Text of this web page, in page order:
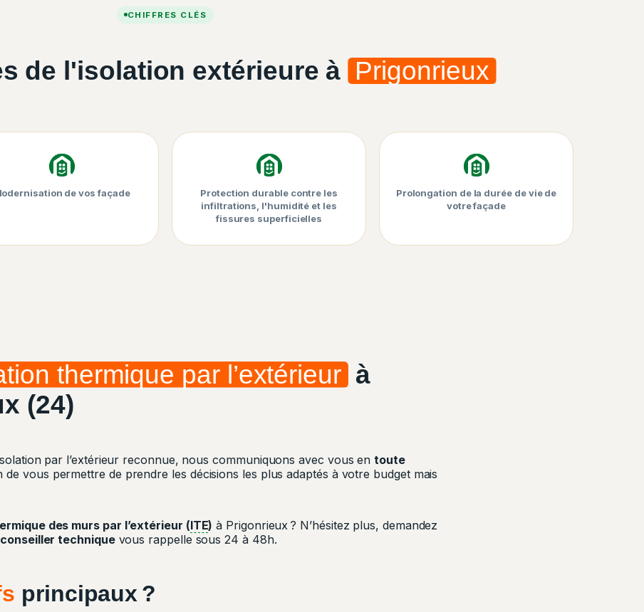
CHIFFRES CLÉS
de l'isolation extérieure à Prigonrieux
de vos façade
Protection durable contre les
infiltrations, l'humidité et les
fissures superficielles
Prolongation de la durée de vie de
votre façade
thermique par l’extérieur à
(24)
par l’extérieur reconnue, nous communiquons avec vous entoute
de vous permettre de prendre les décisions les plus adaptés à votre budget mais
des murs par l’extérieur (ITE) à Prigonrieux ? N’hésitez plus, demandez
conseiller techniquevous rappelle sous 24 à 48h.
principaux ?